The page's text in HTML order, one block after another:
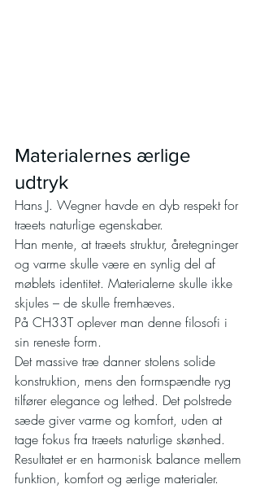
Materialernes ærlige
udtryk
Hans J. Wegner havde en dyb respekt for
træets naturlige egenskaber.
Han mente, at træets struktur, åretegninger
og varme skulle være en synlig del af
møblets identitet. Materialerne skulle ikke
skjules – de skulle fremhæves.
På CH33T oplever man denne filosofi i
sin reneste form.
Det massive træ danner stolens solide
konstruktion, mens den formspændte ryg
tilfører elegance og lethed. Det polstrede
sæde giver varme og komfort, uden at
tage fokus fra træets naturlige skønhed.
Resultatet er en harmonisk balance mellem
funktion, komfort og ærlige materialer.